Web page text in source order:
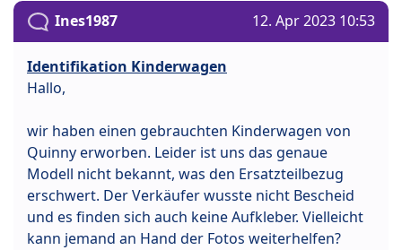
Ines1987 12. Apr 2023 10:53
Identifikation Kinderwagen
Hallo,
wir haben einen gebrauchten Kinderwagen von
Quinny erworben. Leider ist uns das genaue
Modell nicht bekannt, was den Ersatzteilbezug
erschwert. Der Verkäufer wusste nicht Bescheid
und es finden sich auch keine Aufkleber. Vielleicht
kann jemand an Hand der Fotos weiterhelfen?